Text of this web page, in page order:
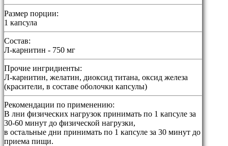
Размер порции:
1 капсула
Состав:
Л-карнитин - 750 мг
Прочие ингридиенты:
Л-карнитин, желатин, диоксид титана, оксид железа
(красители, в составе оболочки капсулы)
Рекомендации по применению:
В лни физических нагрузок принимать по 1 капсуле за
30-60 минут до физической нагрузки,
в остальные дни принимать по 1 капсуле за 30 минут до
приема пищи.